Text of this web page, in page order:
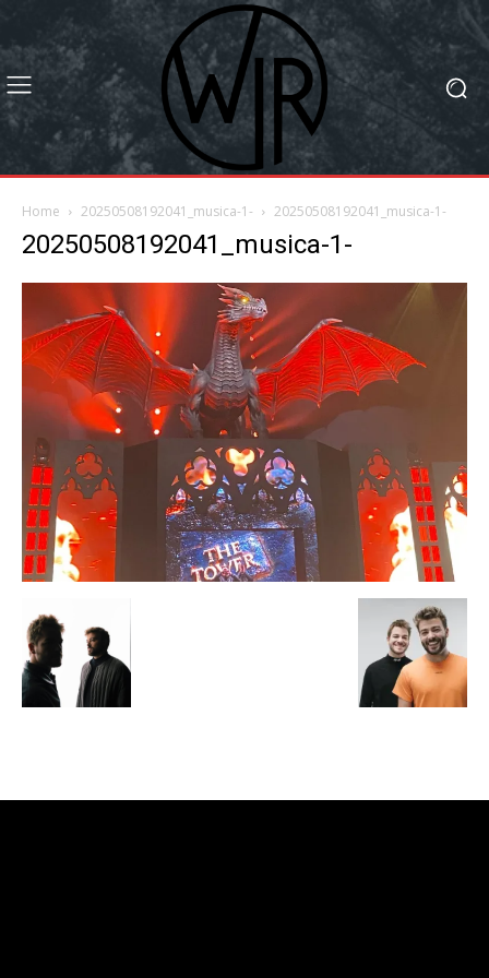
Home 20250508192041_musica-1- 20250508192041_musica-1-
20250508192041_musica-1-